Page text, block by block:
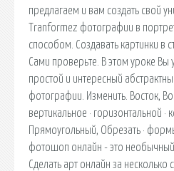
предлагаем и вам создать свой
Tranformez фотографии в
способом. Cоздавать картинки в
Сами проверьте. В этом уроке Вы
простой и интересный
фотографии. Изменить. Восток,
вертикальное · горизонтальной ·
Прямоугольный, Обрезать ·
фотошоп онлайн - это
Сделать арт онлайн за несколько